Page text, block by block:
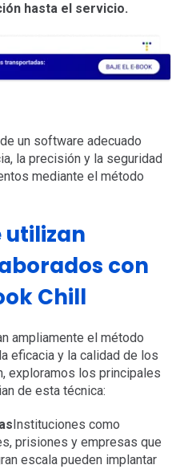
hasta el servicio.
un software adecuado
la precisión y la seguridad
mediante el método
utilizan
con
Chill
ampliamente el método
eficacia y la calidad de los
exploramos los principales
de esta técnica:
Instituciones como
prisiones y empresas que
escala pueden implantar